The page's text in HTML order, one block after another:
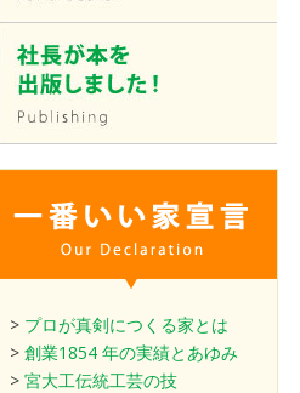
> プロが真剣につくる家とは
> 創業1854 年の実績とあゆみ
> 宮大工伝統工芸の技